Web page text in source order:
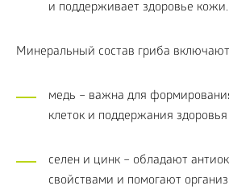
и поддерживает здоровье кожи.
Минеральный состав гриба
медь – важна для
клеток и поддержания
селен и цинк – обладают
свойствами и помогают